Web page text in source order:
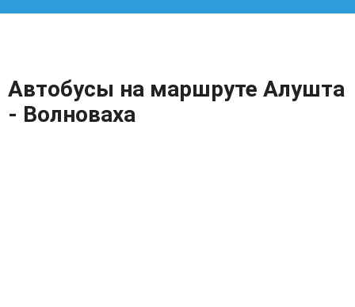
Автобусы на маршруте Алушта
- Волноваха